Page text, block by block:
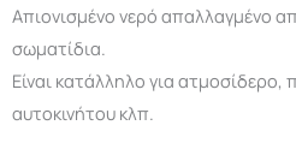
Απιονισμένο νερό απαλλαγμένο
σωματίδια.
Είναι κατάλληλο για
αυτοκινήτου κλπ.